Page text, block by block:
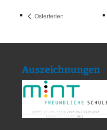
Osterferien
Auszeichnungen